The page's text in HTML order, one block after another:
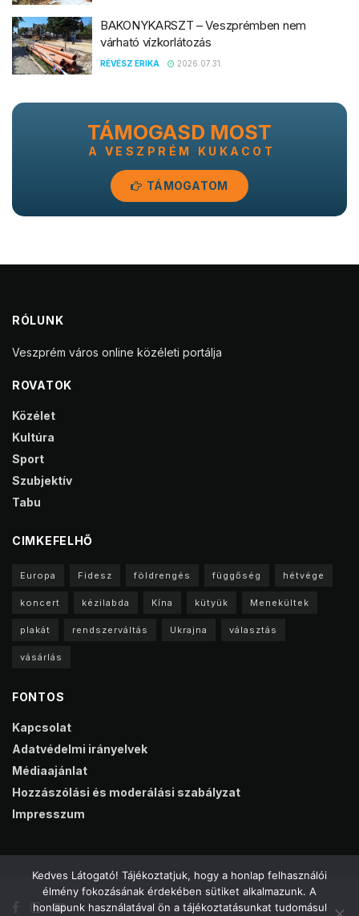
BAKONYKARSZT – Veszprémben nem
várható vízkorlátozás
RÉVÉSZ ERIKA 2026.07.31.
TÁMOGASD MOST
A VESZPRÉM KUKACOT
TÁMOGATOM
RÓLUNK
Veszprém város online közéleti portálja
ROVATOK
Közélet
Kultúra
Sport
Szubjektív
Tabu
CIMKEFELHŐ
Europa Fidesz földrengés függőség hétvége
koncert kézilabda Kína kütyük Menekültek
plakát rendszerváltás Ukrajna választás
vásárlás
FONTOS
Kapcsolat
Adatvédelmi irányelvek
Médiaajánlat
Hozzászólási és moderálási szabályzat
Impresszum
Kedves Látogató! Tájékoztatjuk, hogy a honlap felhasználói
élmény fokozásának érdekében sütiket alkalmazunk. A
honlapunk használatával ön a tájékoztatásunkat tudomásul